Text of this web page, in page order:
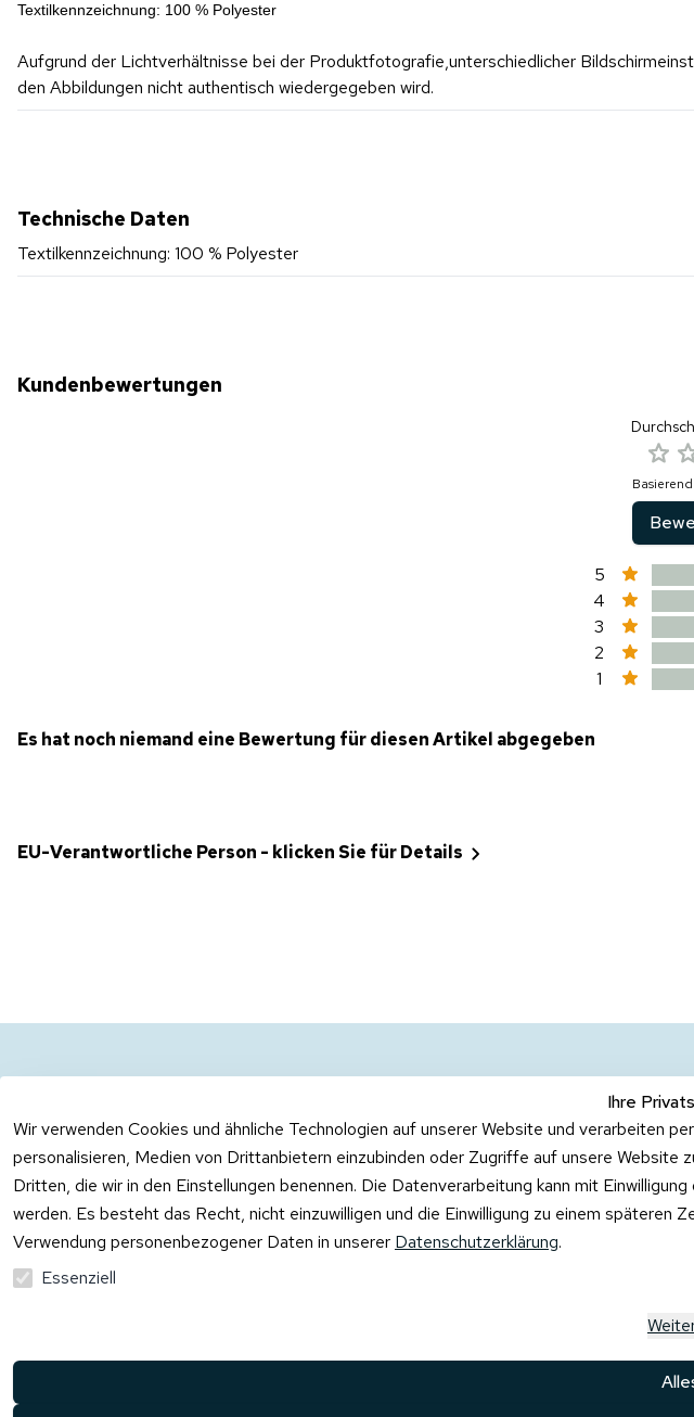
Textilkennzeichnung: 100 % Polyester
Aufgrund der Lichtverhältnisse bei der Produktfotografie,unterschiedlicher
den Abbildungen nicht authentisch wiedergegeben wird.
Technische Daten
Textilkennzeichnung: 100 % Polyester
Kundenbewertungen
5
4
3
2
1
Es hat noch niemand eine Bewertung für diesen Artikel abgegeben
EU-Verantwortliche Person - klicken Sie für Details
Ihre
Wir verwenden Cookies und ähnliche Technologien auf unserer Website und verarbeiten
personalisieren, Medien von Drittanbietern einzubinden oder Zugriffe auf unsere
Dritten, die wir in den Einstellungen benennen. Die Datenverarbeitung kann mit
werden. Es besteht das Recht, nicht einzuwilligen und die Einwilligung zu einem späteren
Verwendung personenbezogener Daten in unserer Datenschutzerklärung.
Essenziell
Impressum
Datenschutzerklärung
Barrierefreiheitserklärung
Widerrufsrecht
Kontakt
Registrieren